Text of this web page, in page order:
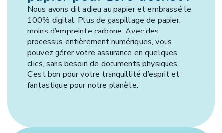
Nous avons dit adieu au papier et embrassé le
100% digital. Plus de gaspillage de papier,
moins d’empreinte carbone. Avec des
processus entièrement numériques, vous
pouvez gérer votre assurance en quelques
clics, sans besoin de documents physiques.
C’est bon pour votre tranquillité d’esprit et
fantastique pour notre planète.